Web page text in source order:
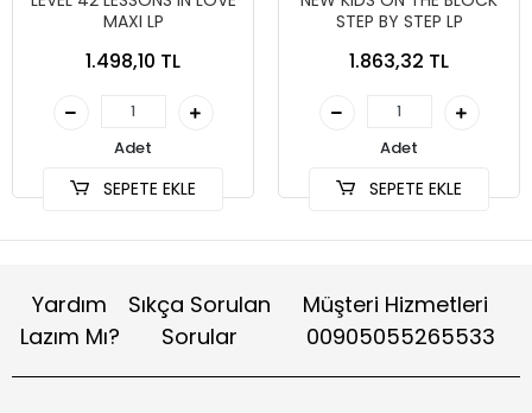
MAXI LP
1.498,10 TL
Adet
SEPETE EKLE
STEP BY STEP LP
1.863,32 TL
Adet
SEPETE EKLE
Yardım
Lazım Mı?
Sıkça Sorulan
Sorular
Müşteri Hizmetleri
00905055265533